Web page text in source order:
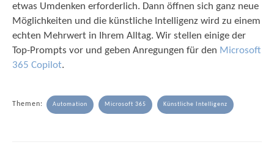
etwas Umdenken erforderlich. Dann öffnen sich ganz neue
Möglichkeiten und die künstliche Intelligenz wird zu einem
echten Mehrwert in Ihrem Alltag. Wir stellen einige der
Top-Prompts vor und geben Anregungen für den Microsoft
365 Copilot.
Themen: Automation Microsoft 365 Künstliche Intelligenz